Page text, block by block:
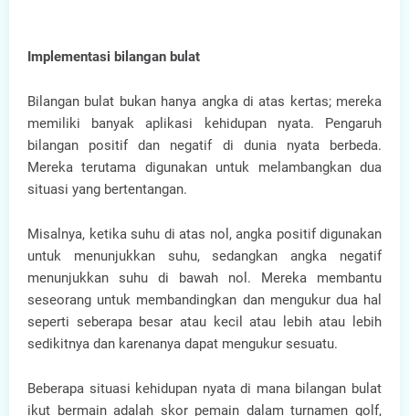
Implementasi bilangan bulat
Bilangan bulat bukan hanya angka di atas kertas; mereka
memiliki banyak aplikasi kehidupan nyata. Pengaruh
bilangan positif dan negatif di dunia nyata berbeda.
Mereka terutama digunakan untuk melambangkan dua
situasi yang bertentangan.
Misalnya, ketika suhu di atas nol, angka positif digunakan
untuk menunjukkan suhu, sedangkan angka negatif
menunjukkan suhu di bawah nol. Mereka membantu
seseorang untuk membandingkan dan mengukur dua hal
seperti seberapa besar atau kecil atau lebih atau lebih
sedikitnya dan karenanya dapat mengukur sesuatu.
Beberapa situasi kehidupan nyata di mana bilangan bulat
ikut bermain adalah skor pemain dalam turnamen golf,